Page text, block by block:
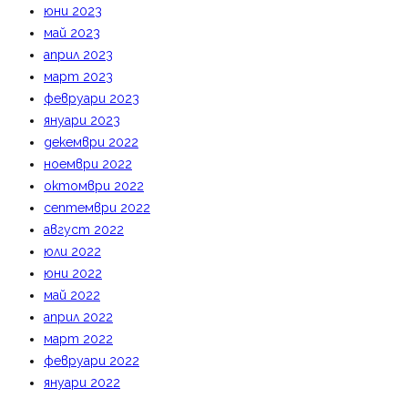
юни 2023
май 2023
април 2023
март 2023
февруари 2023
януари 2023
декември 2022
ноември 2022
октомври 2022
септември 2022
август 2022
юли 2022
юни 2022
май 2022
април 2022
март 2022
февруари 2022
януари 2022